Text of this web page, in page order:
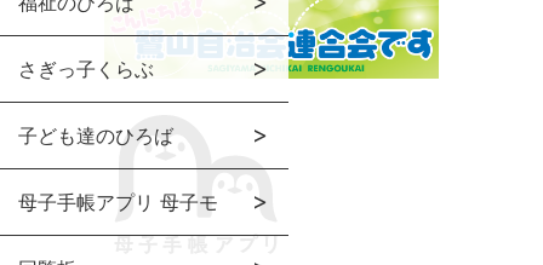
さぎっ子くらぶ
子ども達のひろば
母子手帳アプリ 母子モ